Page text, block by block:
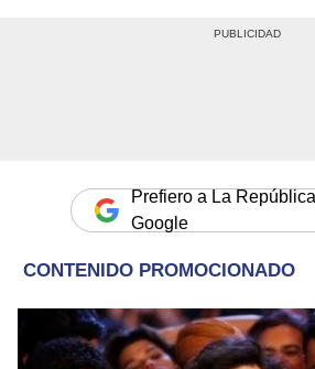
Prefiero a La
Google